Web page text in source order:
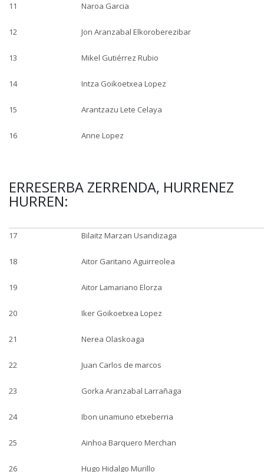
11 Naroa Garcia
12 Jon Aranzabal Elkoroberezibar
13 Mikel Gutiérrez Rubio
14 Intza Goikoetxea Lopez
15 Arantzazu Lete Celaya
16 Anne Lopez
ERRESERBA ZERRENDA, HURRENEZ
HURREN:
17 Bilaitz Marzan Usandizaga
18 Aitor Garitano Aguirreolea
19 Aitor Lamariano Elorza
20 Iker Goikoetxea Lopez
21 Nerea Olaskoaga
22 Juan Carlos de marcos
23 Gorka Aranzabal Larrañaga
24 Ibon unamuno etxeberria
25 Ainhoa Barquero Merchan
26 Hugo Hidalgo Murillo